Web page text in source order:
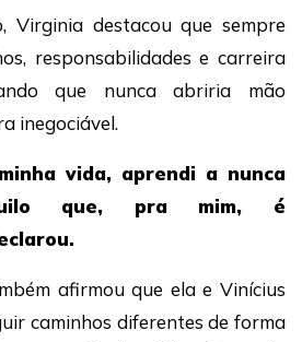
Virginia destacou que sempre
responsabilidades e carreira
que nunca abriria mão
inegociável.
vida, aprendi a nunca
que, pra mim, é
afirmou que ela e Vinícius
caminhos diferentes de forma